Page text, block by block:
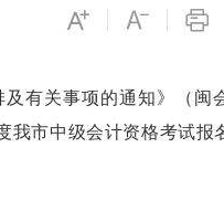
有关事项的通知》（闽
我市中级会计资格考试报